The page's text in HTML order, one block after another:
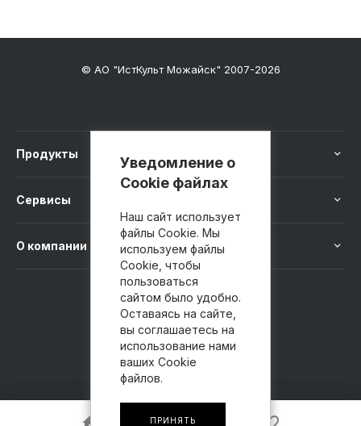
© АО "ИстКульт Можайск" 2007-2026
Продукты
Сервисы
О компании
8 800 100-41-40
Уведомление о
Cookie файлах
Наш сайт использует
файлы Cookie. Мы
используем файлы
Cookie, чтобы
пользоваться
сайтом было удобно.
Оставаясь на сайте,
вы соглашаетесь на
использование нами
ваших Cookie
файлов.
ПРИНЯТЬ